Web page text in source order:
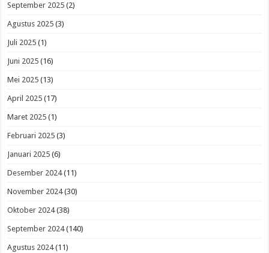
September 2025 (2)
Agustus 2025 (3)
Juli 2025 (1)
Juni 2025 (16)
Mei 2025 (13)
April 2025 (17)
Maret 2025 (1)
Februari 2025 (3)
Januari 2025 (6)
Desember 2024(11)
November 2024(30)
Oktober 2024(38)
September 2024(140)
Agustus 2024(11)